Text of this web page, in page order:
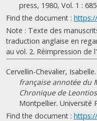
press, 1980, Vol. 1 :
Find the document :
Note : Texte des
traduction anglaise en
au vol. 2. Réimpression de
Cervellin-Chevalier, Isabelle.
française annotée du
Chronique de
Montpellier. Université
Find the document :